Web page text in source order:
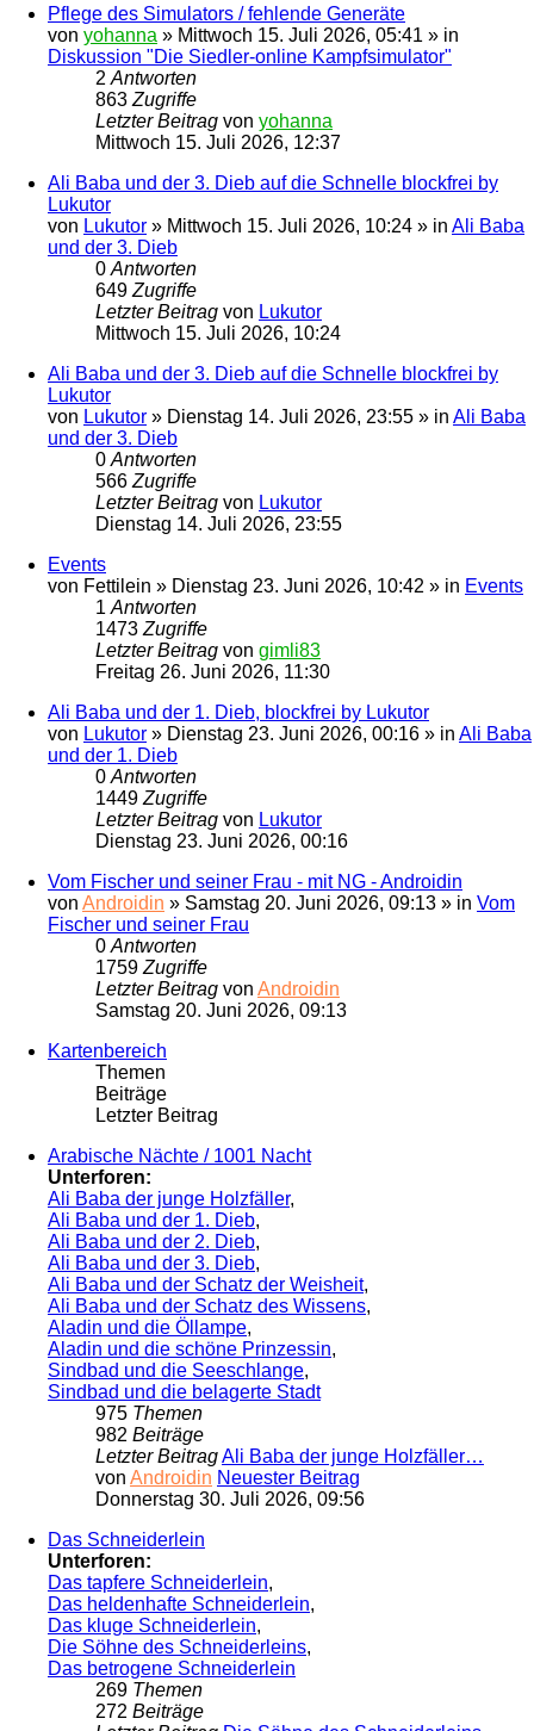
Pflege des Simulators / fehlende Generäte
von yohanna » Mittwoch 15. Juli 2026, 05:41 » in
Diskussion "Die Siedler-online Kampfsimulator"
2 Antworten
863 Zugriffe
Letzter Beitrag von yohanna
Mittwoch 15. Juli 2026, 12:37
Ali Baba und der 3. Dieb auf die Schnelle blockfrei by
Lukutor
von Lukutor » Mittwoch 15. Juli 2026, 10:24 » in Ali Baba
und der 3. Dieb
0 Antworten
649 Zugriffe
Letzter Beitrag von Lukutor
Mittwoch 15. Juli 2026, 10:24
Ali Baba und der 3. Dieb auf die Schnelle blockfrei by
Lukutor
von Lukutor » Dienstag 14. Juli 2026, 23:55 » in Ali Baba
und der 3. Dieb
0 Antworten
566 Zugriffe
Letzter Beitrag von Lukutor
Dienstag 14. Juli 2026, 23:55
Events
von Fettilein » Dienstag 23. Juni 2026, 10:42 » in Events
1 Antworten
1473 Zugriffe
Letzter Beitrag von gimli83
Freitag 26. Juni 2026, 11:30
Ali Baba und der 1. Dieb, blockfrei by Lukutor
von Lukutor » Dienstag 23. Juni 2026, 00:16 » in Ali Baba
und der 1. Dieb
0 Antworten
1449 Zugriffe
Letzter Beitrag von Lukutor
Dienstag 23. Juni 2026, 00:16
Vom Fischer und seiner Frau - mit NG - Androidin
von Androidin » Samstag 20. Juni 2026, 09:13 » in Vom
Fischer und seiner Frau
0 Antworten
1759 Zugriffe
Letzter Beitrag von Androidin
Samstag 20. Juni 2026, 09:13
Kartenbereich
Themen
Beiträge
Letzter Beitrag
Arabische Nächte / 1001 Nacht
Unterforen:
Ali Baba der junge Holzfäller,
Ali Baba und der 1. Dieb,
Ali Baba und der 2. Dieb,
Ali Baba und der 3. Dieb,
Ali Baba und der Schatz der Weisheit,
Ali Baba und der Schatz des Wissens,
Aladin und die Öllampe,
Aladin und die schöne Prinzessin,
Sindbad und die Seeschlange,
Sindbad und die belagerte Stadt
975 Themen
982 Beiträge
Letzter BeitragAli Baba der junge Holzfäller…
von Androidin Neuester Beitrag
Donnerstag 30. Juli 2026, 09:56
Das Schneiderlein
Unterforen:
Das tapfere Schneiderlein,
Das heldenhafte Schneiderlein,
Das kluge Schneiderlein,
Die Söhne des Schneiderleins,
Das betrogene Schneiderlein
269 Themen
272 Beiträge